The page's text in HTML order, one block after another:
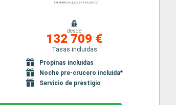
desde
132 709 €
Tasas incluidas
Propinas incluidas
Noche pre-crucero incluida*
Servicio de prestigio